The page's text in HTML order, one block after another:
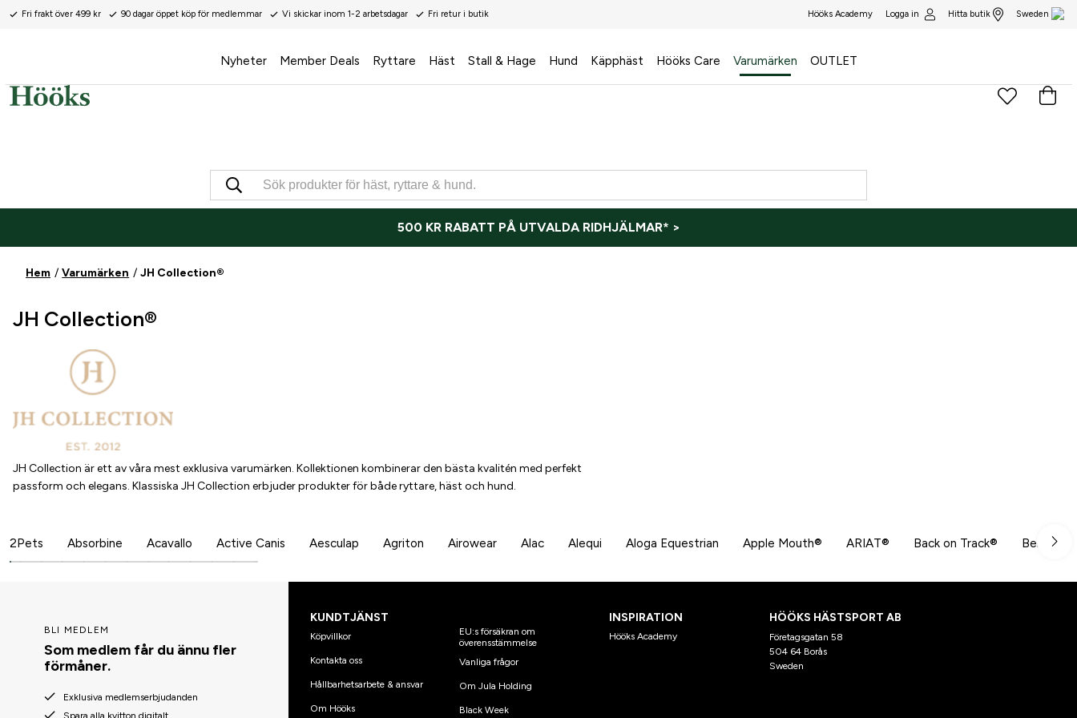
Fri frakt över 499 kr 90 dagar öppet köp för medlemmar Vi skickar inom 1-2 arbetsdagar Fri retur i butik Hööks Academy Logga in Hitta butik Sweden
Nyheter Member Deals Ryttare Häst Stall & Hage Hund Käpphäst Hööks Care Varumärken OUTLET
500 KR RABATT PÅ UTVALDA RIDHJÄLMAR* >
Hem Varumärken JH Collection®
JH Collection®
JH Collection är ett av våra mest exklusiva varumärken. Kollektionen kombinerar den bästa kvalitén med perfekt
passform och elegans. Klassiska JH Collection erbjuder produkter för både ryttare, häst och hund.
2Pets Absorbine Acavallo Active Canis Aesculap Agriton Airowear Alac Alequi Aloga Equestrian Apple Mouth® ARIAT® Back on Track® Beris
BLI MEDLEM
Som medlem får du ännu fler
förmåner.
Exklusiva medlemserbjudanden
Spara alla kvitton digitalt
KUNDTJÄNST
Köpvillkor
Kontakta oss
Hållbarhetsarbete & ansvar
Om Hööks
EU:s försäkran om
överensstämmelse
Vanliga frågor
Om Jula Holding
Black Week
INSPIRATION
Hööks Academy
HÖÖKS HÄSTSPORT AB
Företagsgatan 58
504 64 Borås
Sweden